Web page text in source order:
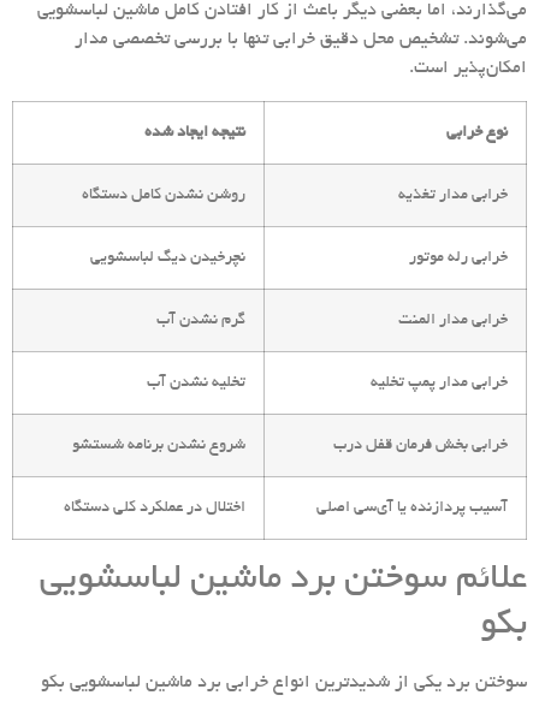
می‌گذارند، اما بعضی دیگر باعث از کار افتادن کامل ماشین لباسشویی
می‌شوند. تشخیص محل دقیق خرابی تنها با بررسی تخصصی مدار
امکان‌پذیر است.
نوع خرابی نتیجه ایجاد شده
خرابی مدار تغذیه روشن نشدن کامل دستگاه
خرابی رله موتور نچرخیدن دیگ لباسشویی
خرابی مدار المنت گرم نشدن آب
خرابی مدار پمپ تخلیه تخلیه نشدن آب
خرابی بخش فرمان قفل درب شروع نشدن برنامه شستشو
آسیب پردازنده یا آی‌سی اصلی اختلال در عملکرد کلی دستگاه
علائم سوختن برد ماشین لباسشویی
بکو
سوختن برد یکی از شدیدترین انواع خرابی برد ماشین لباسشویی بکو